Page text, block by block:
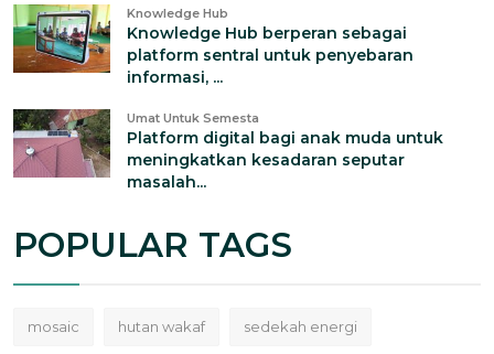
Knowledge Hub
Knowledge Hub berperan sebagai
platform sentral untuk penyebaran
informasi, ...
Umat Untuk Semesta
Platform digital bagi anak muda untuk
meningkatkan kesadaran seputar
masalah...
POPULAR TAGS
mosaic hutan wakaf sedekah energi